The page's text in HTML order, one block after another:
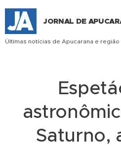
JORNAL DE
Últimas notícias de Apucarana e região
Saturno,